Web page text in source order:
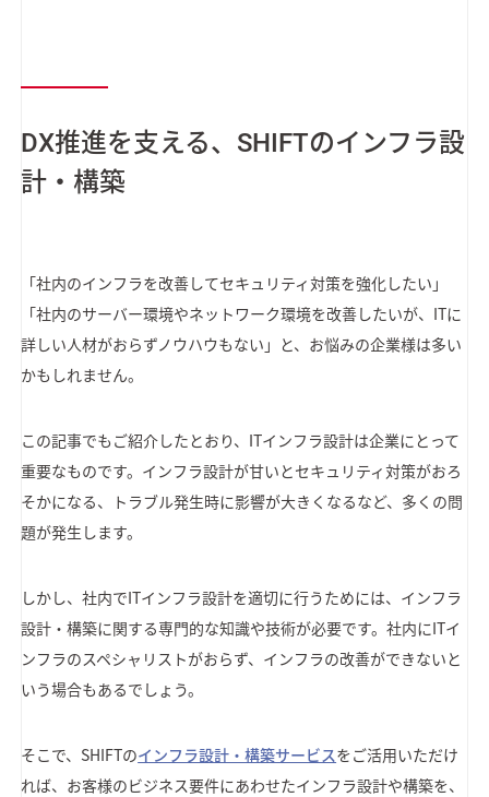
DX推進を支える、SHIFTのインフラ設
計・構築
「社内のインフラを改善してセキュリティ対策を強化したい」
「社内のサーバー環境やネットワーク環境を改善したいが、ITに
詳しい人材がおらずノウハウもない」と、お悩みの企業様は多い
かもしれません。
この記事でもご紹介したとおり、ITインフラ設計は企業にとって
重要なものです。インフラ設計が甘いとセキュリティ対策がおろ
そかになる、トラブル発生時に影響が大きくなるなど、多くの問
題が発生します。
しかし、社内でITインフラ設計を適切に行うためには、インフラ
設計・構築に関する専門的な知識や技術が必要です。社内にITイ
ンフラのスペシャリストがおらず、インフラの改善ができないと
いう場合もあるでしょう。
そこで、SHIFTのインフラ設計・構築サービスをご活用いただけ
れば、お客様のビジネス要件にあわせたインフラ設計や構築を、